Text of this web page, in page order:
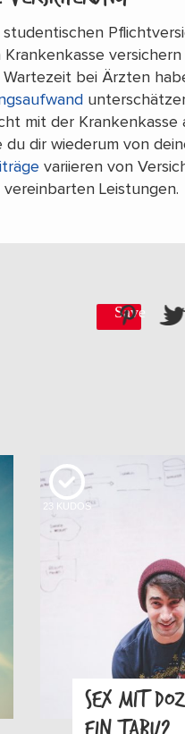
Wartezeit bei Ärzten
mit der
du dir wiederum von
variieren von
Leistungen.
Save
23 KUDOS
SEX MIT